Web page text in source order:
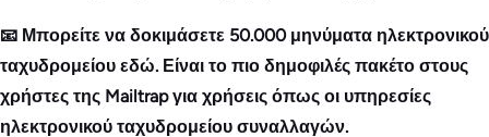
📧 Μπορείτε να δοκιμάσετε 50.000 μηνύματα ηλεκτρονικού
ταχυδρομείου εδώ. Είναι το πιο δημοφιλές πακέτο στους
χρήστες της Mailtrap για χρήσεις όπως οι υπηρεσίες
ηλεκτρονικού ταχυδρομείου συναλλαγών.